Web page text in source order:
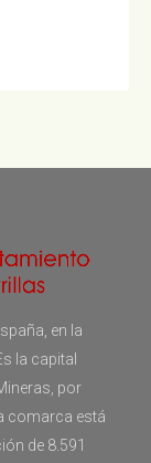
en la
la capital
por
comarca está
de 8.591